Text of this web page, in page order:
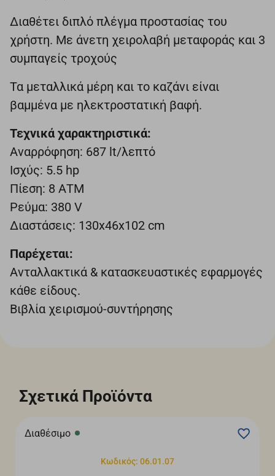
Διαθέτει διπλό πλέγμα προστασίας του
χρήστη. Με άνετη χειρολαβή μεταφοράς και 3
συμπαγείς τροχούς
Τα μεταλλικά μέρη και το καζάνι είναι
βαμμένα με ηλεκτροστατική βαφή.
Τεχνικά χαρακτηριστικά:
Αναρρόφηση: 687 lt/λεπτό
Ισχύς: 5.5 hp
Πίεση: 8 ΑΤΜ
Ρεύμα: 380 V
Διαστάσεις: 130x46x102 cm
Παρέχεται:
Ανταλλακτικά & κατασκευαστικές εφαρμογές
κάθε είδους.
Βιβλία χειρισμού-συντήρησης
Σχετικά Προϊόντα
Διαθέσιμο
Κωδικός: 06.01.07